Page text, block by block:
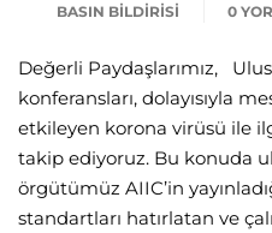
BASIN BILDIRISI
0
Değerli Paydaşlarımız,
konferansları, dolayısıyla
etkileyen korona virüsü ile
takip ediyoruz. Bu konuda
örgütümüz AIIC’in
standartları hatırlatan ve